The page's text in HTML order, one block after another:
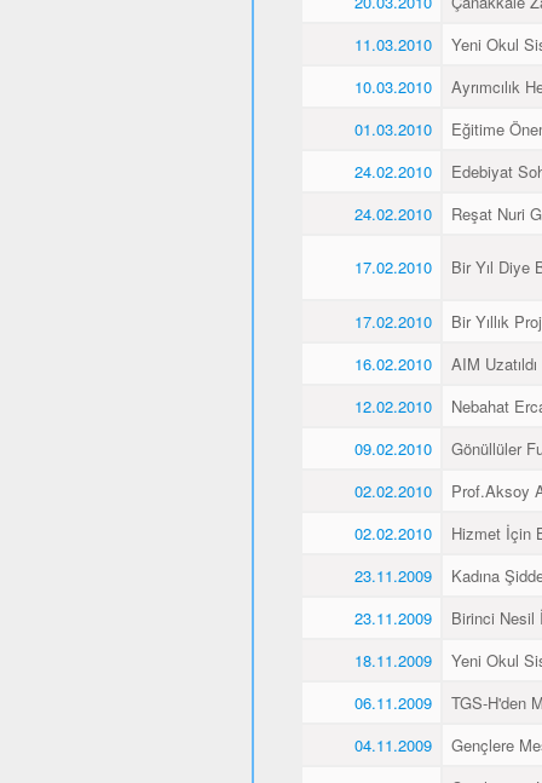
11.03.2010
Yeni Okul
10.03.2010
Ayrımcılık
01.03.2010
Eğitime
24.02.2010
Edebiyat
24.02.2010
Reşat Nuri
17.02.2010 Bir Yıl Diye
17.02.2010
Bir Yıllık
16.02.2010
AIM Uzatıldı
12.02.2010
Nebahat
09.02.2010
Gönüllüler
02.02.2010
Prof.Aksoy
02.02.2010
Hizmet İçin
23.11.2009
Kadına
23.11.2009
Birinci Nesil
18.11.2009
Yeni Okul
06.11.2009
TGS-H'den
04.11.2009
Gençlere